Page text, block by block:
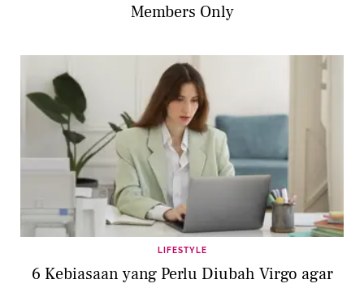
Members Only
LIFESTYLE
6 Kebiasaan yang Perlu Diubah Virgo agar